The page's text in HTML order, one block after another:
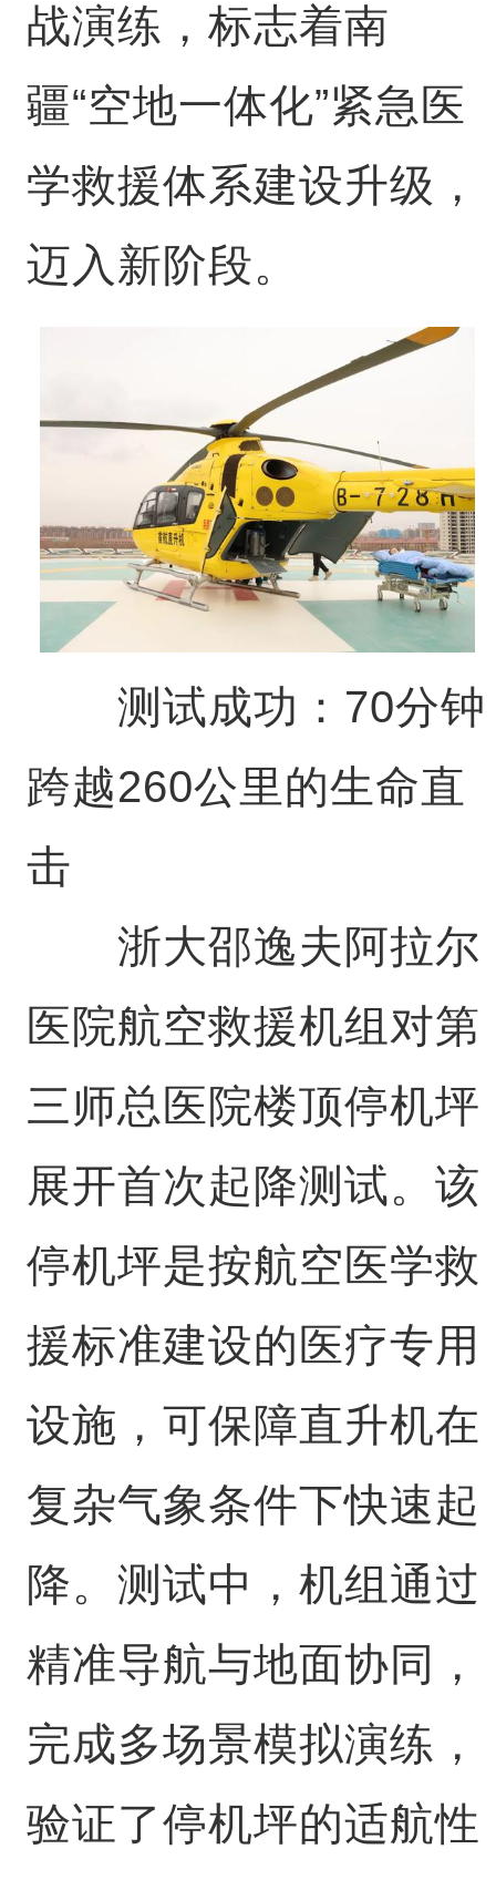
战演练，标志着南
疆“空地一体化”紧急医
学救援体系建设升级，
迈入新阶段。
测试成功：70分钟
跨越260公里的生命直
击
浙大邵逸夫阿拉尔
医院航空救援机组对第
三师总医院楼顶停机坪
展开首次起降测试。该
停机坪是按航空医学救
援标准建设的医疗专用
设施，可保障直升机在
复杂气象条件下快速起
降。测试中，机组通过
精准导航与地面协同，
完成多场景模拟演练，
验证了停机坪的适航性